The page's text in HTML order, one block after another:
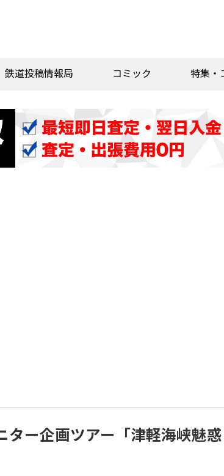
鉄道投稿情報局 コミック 特集・
ー企画ツアー「津軽海峡魅惑